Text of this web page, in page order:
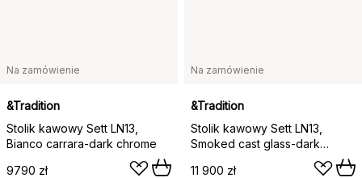
Na zamówienie
&Tradition
Stolik kawowy Sett LN13,
Bianco carrara-dark chrome
9790 zł
Na zamówienie
&Tradition
Stolik kawowy Sett LN13,
Smoked cast glass-dark
11 900 zł